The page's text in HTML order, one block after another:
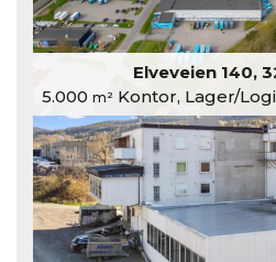
Elveveien 140,
5.000 m²Kontor, Lager/